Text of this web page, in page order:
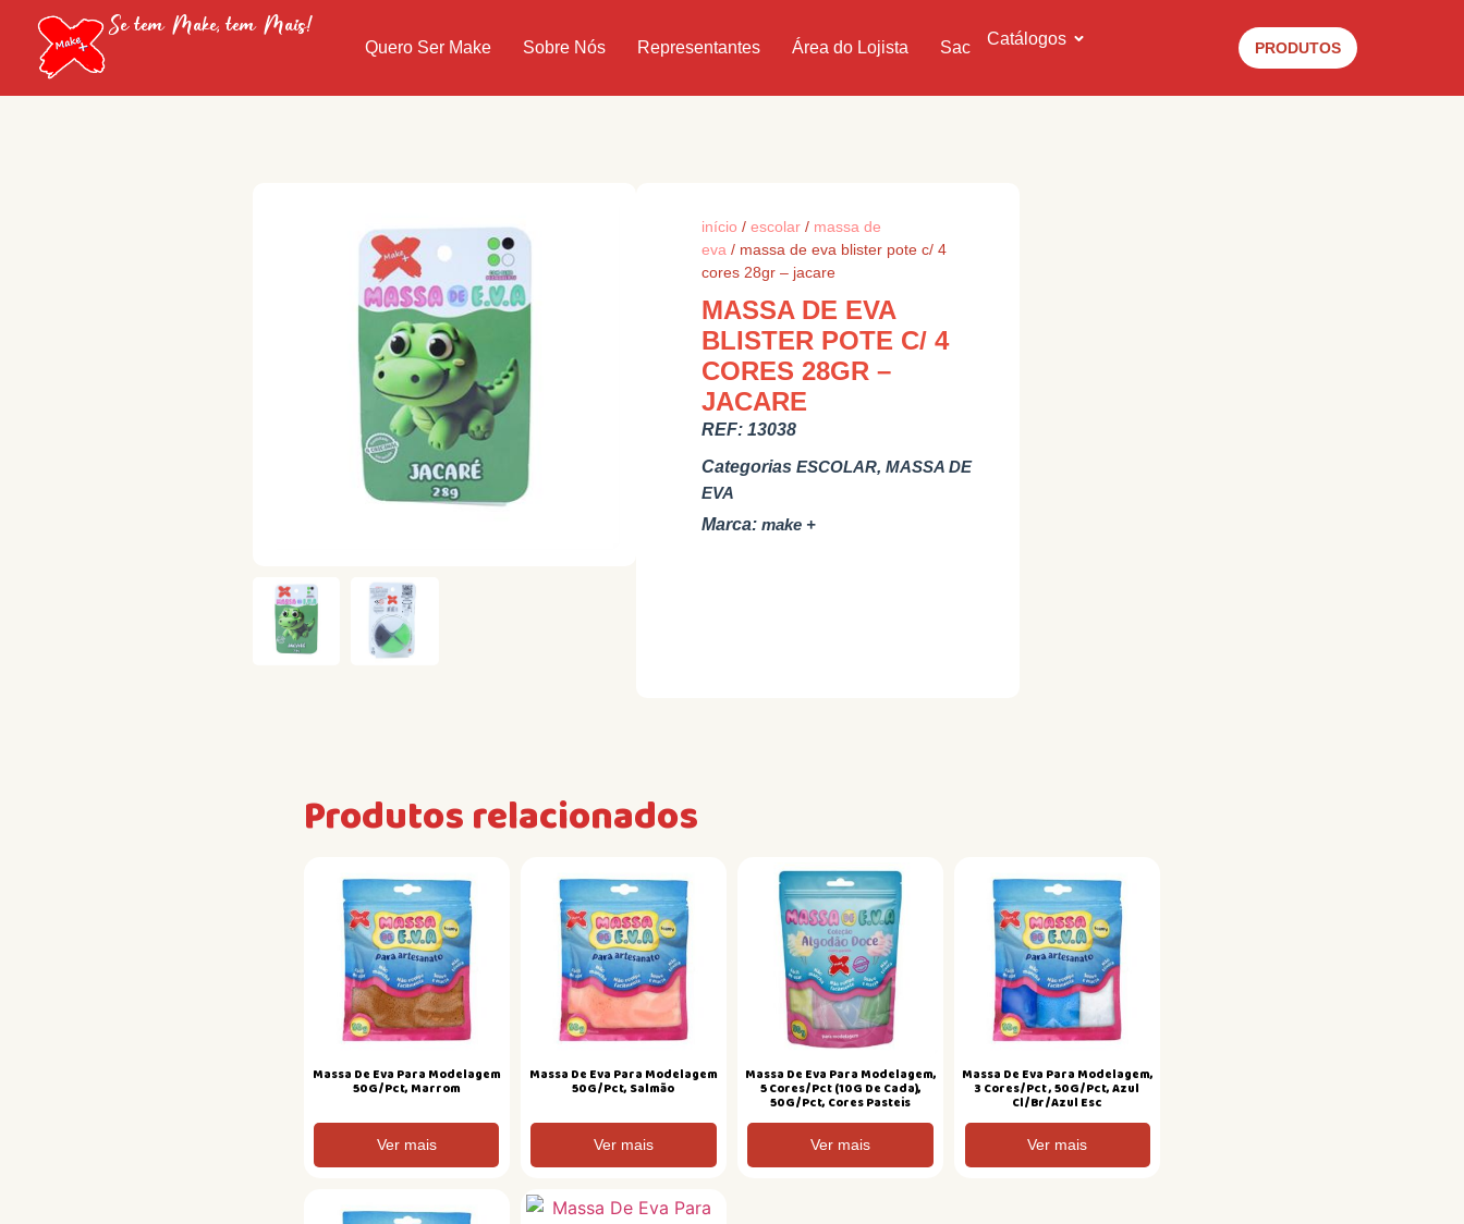
Se tem Make, tem Mais!
Quero Ser Make Sobre Nós Representantes Área do Lojista Sac Catálogos PRODUTOS
início / escolar/ massa de
eva / massa de eva blister pote c/ 4
cores 28gr – jacare
MASSA DE EVA
BLISTER POTE C/ 4
CORES 28GR –
JACARE
REF: 13038
Categorias ESCOLAR, MASSA DE
EVA
Marca: make +
Produtos relacionados
Massa De Eva Para Modelagem
50G/Pct, Marrom
Ver mais
Massa De Eva Para Modelagem
50G/Pct, Salmão
Ver mais
Massa De Eva Para Modelagem,
5 Cores/Pct (10G De Cada),
50G/Pct, Cores Pasteis
Ver mais
Massa De Eva Para Modelagem,
3 Cores/Pct , 50G/Pct, Azul
Cl/Br/Azul Esc
Ver mais